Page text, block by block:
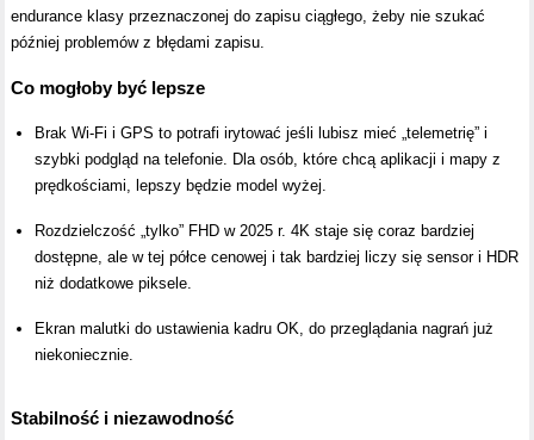
endurance klasy przeznaczonej do zapisu ciągłego, żeby nie szukać
później problemów z błędami zapisu.
Co mogłoby być lepsze
Brak Wi-Fi i GPS to potrafi irytować jeśli lubisz mieć „telemetrię” i
szybki podgląd na telefonie. Dla osób, które chcą aplikacji i mapy z
prędkościami, lepszy będzie model wyżej.
Rozdzielczość „tylko” FHD w 2025 r. 4K staje się coraz bardziej
dostępne, ale w tej półce cenowej i tak bardziej liczy się sensor i HDR
niż dodatkowe piksele.
Ekran malutki do ustawienia kadru OK, do przeglądania nagrań już
niekoniecznie.
Stabilność i niezawodność